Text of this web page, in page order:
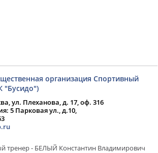
организация Спортивный
"Бусидо")
ул. Плеханова, д. 17, оф. 316
5 Парковая ул., д.10,
тренер - БЕЛЫЙ Константин Владимирович